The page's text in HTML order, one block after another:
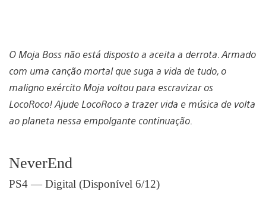
O Moja Boss não está disposto a aceita a derrota. Armado
com uma canção mortal que suga a vida de tudo, o
maligno exército Moja voltou para escravizar os
LocoRoco! Ajude LocoRoco a trazer vida e música de volta
ao planeta nessa empolgante continuação.
NeverEnd
PS4 — Digital (Disponível 6/12)